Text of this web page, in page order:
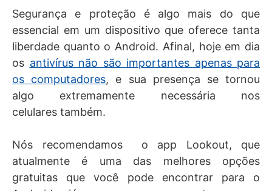
Segurança e proteção é algo mais do que
essencial em um dispositivo que oferece tanta
liberdade quanto o Android. Afinal, hoje em dia
os antivírus não são importantes apenas para
os computadores, e sua presença se tornou
algo extremamente necessária nos
celulares também.
Nós recomendamos o app Lookout, que
atualmente é uma das melhores opções
gratuitas que você pode encontrar para o